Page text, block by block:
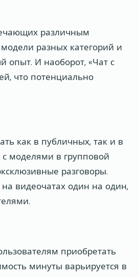
различным
разных категорий и
опыт. И наоборот, «Чат с
что потенциально
как в публичных, так и в
моделями в групповой
разговоры.
видеочатах один на один,
приобретать
минуты варьируется в